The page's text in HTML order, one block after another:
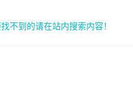
不到的请在站内搜索内容！